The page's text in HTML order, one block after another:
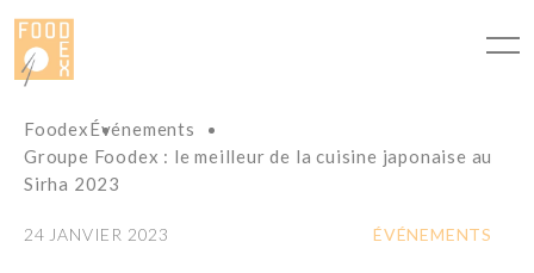
Panneau de gestion des cookies
FoodexÉvénements
Groupe Foodex : le meilleur de la cuisine japonaise au
Sirha 2023
24 JANVIER 2023 ÉVÉNEMENTS